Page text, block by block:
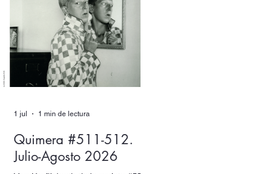
extrovertida. Leyendas de la
vanguardia y combatientes de la
resistencia.
Quimera #511-512.
Julio-Agosto 2026
1 jul 1 min de lectura